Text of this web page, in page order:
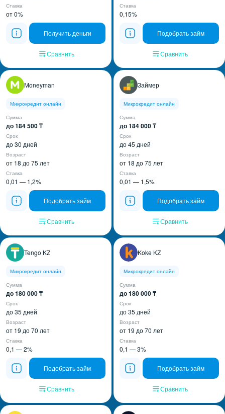
Ставка
от 0%
Получить деньги
Сравнить
Ставка
0,15%
Подобрать займ
Сравнить
Moneyman
Микрокредит онлайн
Сумма
до 184 500 ₸
Срок
до 30 дней
Возраст
от 18 до 75 лет
Ставка
0,01 — 1,2%
Подобрать займ
Сравнить
Займер
Микрокредит онлайн
Сумма
до 184 000 ₸
Срок
до 45 дней
Возраст
от 18 до 75 лет
Ставка
0,01 — 1,5%
Подобрать займ
Сравнить
Tengo KZ
Микрокредит онлайн
Сумма
до 180 000 ₸
Срок
до 35 дней
Возраст
от 19 до 70 лет
Ставка
0,1 — 2%
Подобрать займ
Сравнить
Koke KZ
Микрокредит онлайн
Сумма
до 180 000 ₸
Срок
до 35 дней
Возраст
от 19 до 70 лет
Ставка
0,1 — 3%
Подобрать займ
Сравнить